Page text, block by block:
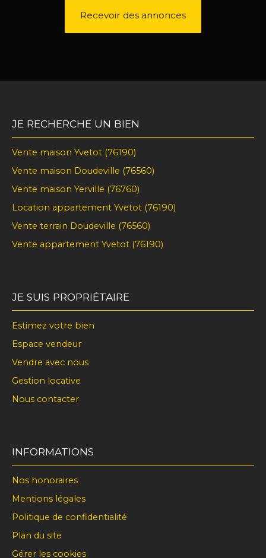
Recevoir des annonces
JE RECHERCHE UN BIEN
Vente maison Yvetot (76190)
Vente maison Doudeville (76560)
Vente maison Yerville (76760)
Location appartement Yvetot (76190)
Vente terrain Doudeville (76560)
Vente appartement Yvetot (76190)
JE SUIS PROPRIÉTAIRE
Estimez votre bien
Espace vendeur
Vendre avec nous
Gestion locative
Nous contacter
INFORMATIONS
Nos honoraires
Mentions légales
Politique de confidentialité
Plan du site
Gérer les cookies